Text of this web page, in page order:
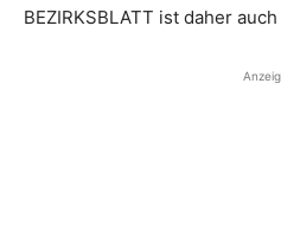
BEZIRKSBLATT ist daher